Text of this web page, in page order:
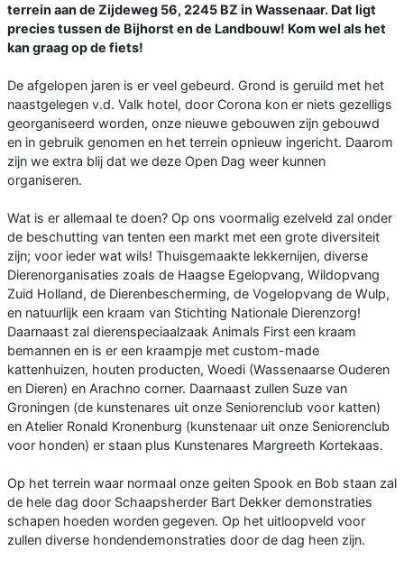
terrein aan de Zijdeweg 56, 2245 BZ in Wassenaar. Dat ligt
precies tussen de Bijhorst en de Landbouw! Kom wel als het
kan graag op de fiets!
De afgelopen jaren is er veel gebeurd. Grond is geruild met het
naastgelegen v.d. Valk hotel, door Corona kon er niets gezelligs
georganiseerd worden, onze nieuwe gebouwen zijn gebouwd
en in gebruik genomen en het terrein opnieuw ingericht. Daarom
zijn we extra blij dat we deze Open Dag weer kunnen
organiseren.
Wat is er allemaal te doen? Op ons voormalig ezelveld zal onder
de beschutting van tenten een markt met een grote diversiteit
zijn; voor ieder wat wils! Thuisgemaakte lekkernijen, diverse
Dierenorganisaties zoals de Haagse Egelopvang, Wildopvang
Zuid Holland, de Dierenbescherming, de Vogelopvang de Wulp,
en natuurlijk een kraam van Stichting Nationale Dierenzorg!
Daarnaast zal dierenspeciaalzaak Animals First een kraam
bemannen en is er een kraampje met custom-made
kattenhuizen, houten producten, Woedi (Wassenaarse Ouderen
en Dieren) en Arachno corner. Daarnaast zullen Suze van
Groningen (de kunstenares uit onze Seniorenclub voor katten)
en Atelier Ronald Kronenburg (kunstenaar uit onze Seniorenclub
voor honden) er staan plus Kunstenares Margreeth Kortekaas.
Op het terrein waar normaal onze geiten Spook en Bob staan zal
de hele dag door Schaapsherder Bart Dekker demonstraties
schapen hoeden worden gegeven. Op het uitloopveld voor
zullen diverse hondendemonstraties door de dag heen zijn.